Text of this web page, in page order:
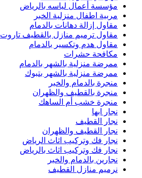
مؤسسة أعمال لياسه بالرياض
مربية اطفال منزلية الخبر
مقاول إزالة دهانات بالدمام
مقاول ترميم منازل بالقطيف تاروت
مقاول هدم وتكسير بالدمام
مكافحة حشرات
ممرضة منزلية بالشهر بالدمام
ممرضة منزلية بالشهر بتبوك
منجرة بالدمام والخبر
منجرة بالقطيف والظهران
منجرة خشب أم الساهك
نجار ابها
نجار القطيف
نجار القطيف والظهران
نجار فك وتركيب اثاث الرياض
نجار فك وتركيب اثاث بالرياض
نجارين بالدمام والخبر
نرميم منازل القطيف